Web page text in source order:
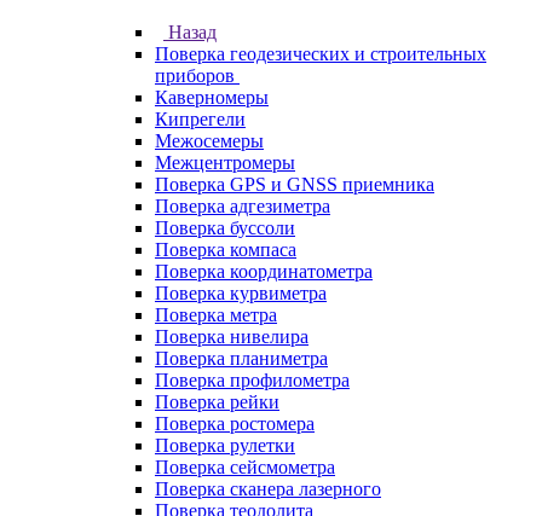
Назад
Поверка геодезических и строительных
приборов
Каверномеры
Кипрегели
Межосемеры
Межцентромеры
Поверка GPS и GNSS приемника
Поверка адгезиметра
Поверка буссоли
Поверка компаса
Поверка координатометра
Поверка курвиметра
Поверка метра
Поверка нивелира
Поверка планиметра
Поверка профилометра
Поверка рейки
Поверка ростомера
Поверка рулетки
Поверка сейсмометра
Поверка сканера лазерного
Поверка теодолита